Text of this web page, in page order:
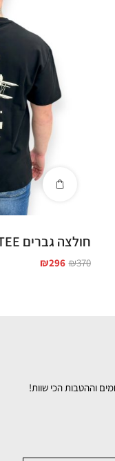
חולצה גברים CRAISER TEE
₪370
₪296
וההטבות הכי שוות!